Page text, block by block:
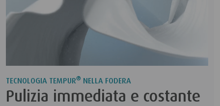
TECNOLOGIA TEMPUR® NELLA FODERA
Pulizia immediata e costante